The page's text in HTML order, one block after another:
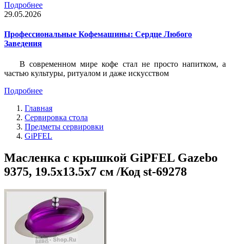
Подробнее
29.05.2026
Профессиональные Кофемашины: Сердце Любого
Заведения
В современном мире кофе стал не просто напитком, а
частью культуры, ритуалом и даже искусством
Подробнее
Главная
Сервировка стола
Предметы сервировки
GiPFEL
Масленка с крышкой GiPFEL Gazebo
9375, 19.5х13.5х7 см /Код st-69278